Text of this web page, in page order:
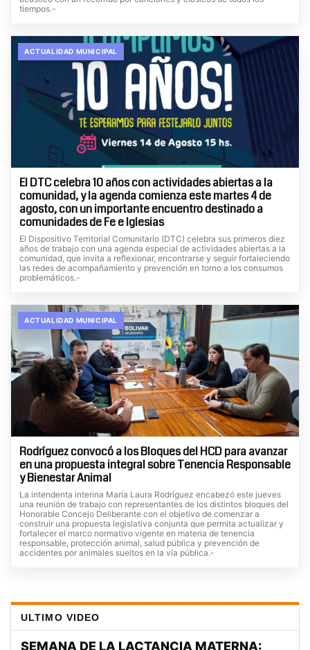
tiempos.-
ACTUALIDAD MUNICIPAL
El DTC celebra 10 años con actividades abiertas a la
comunidad, y la agenda comienza este martes 4 de
agosto, con un importante encuentro destinado a
comunidades de Fe e Iglesias
El Dispositivo Territorial Comunitario (DTC) celebra sus primeros diez
años de trabajo con una agenda especial de actividades abiertas a la
comunidad, que invita a reflexionar, encontrarse y seguir fortaleciendo
las redes de acompañamiento y prevención en torno a los consumos
problemáticos.-
ACTUALIDAD MUNICIPAL
Rodríguez convocó a los Bloques del HCD para avanzar
en una propuesta integral sobre Tenencia Responsable
y Bienestar Animal
La intendenta interina María Laura Rodríguez encabezó este jueves
una reunión de trabajo con representantes de los distintos bloques del
Honorable Concejo Deliberante con el objetivo de comenzar a
construir una propuesta legislativa conjunta que permita actualizar y
fortalecer el marco normativo vigente en materia de tenencia
responsable, protección animal, salud pública y prevención de
accidentes por animales sueltos en la vía pública.-
ULTIMO VIDEO